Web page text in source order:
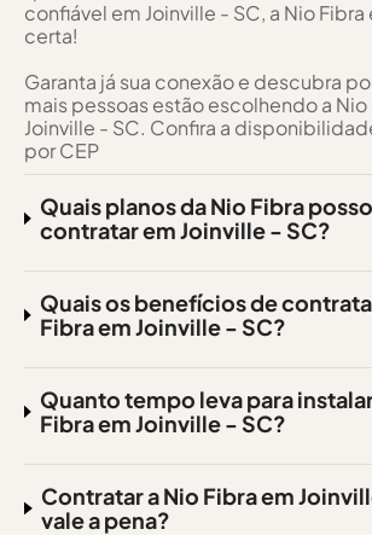
confiável em Joinville - SC, a Nio Fibra
certa!
Garanta já sua conexão e descubra
mais pessoas estão escolhendo a Nio
Joinville - SC. Confira a
por CEP
Quais planos da Nio Fibra posso
contratar em Joinville - SC?
Quais os benefícios de
Fibra em Joinville - SC?
Quanto tempo leva para
Fibra em Joinville - SC?
Contratar a Nio Fibra em
vale a pena?